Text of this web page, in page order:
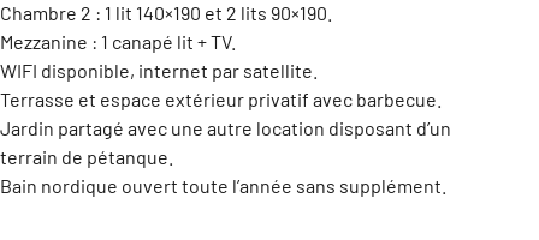
Chambre 2 : 1 lit 140×190 et 2 lits 90×190.
Mezzanine : 1 canapé lit + TV.
WIFI disponible, internet par satellite.
Terrasse et espace extérieur privatif avec barbecue.
Jardin partagé avec une autre location disposant d’un
terrain de pétanque.
Bain nordique ouvert toute l’année sans supplément.